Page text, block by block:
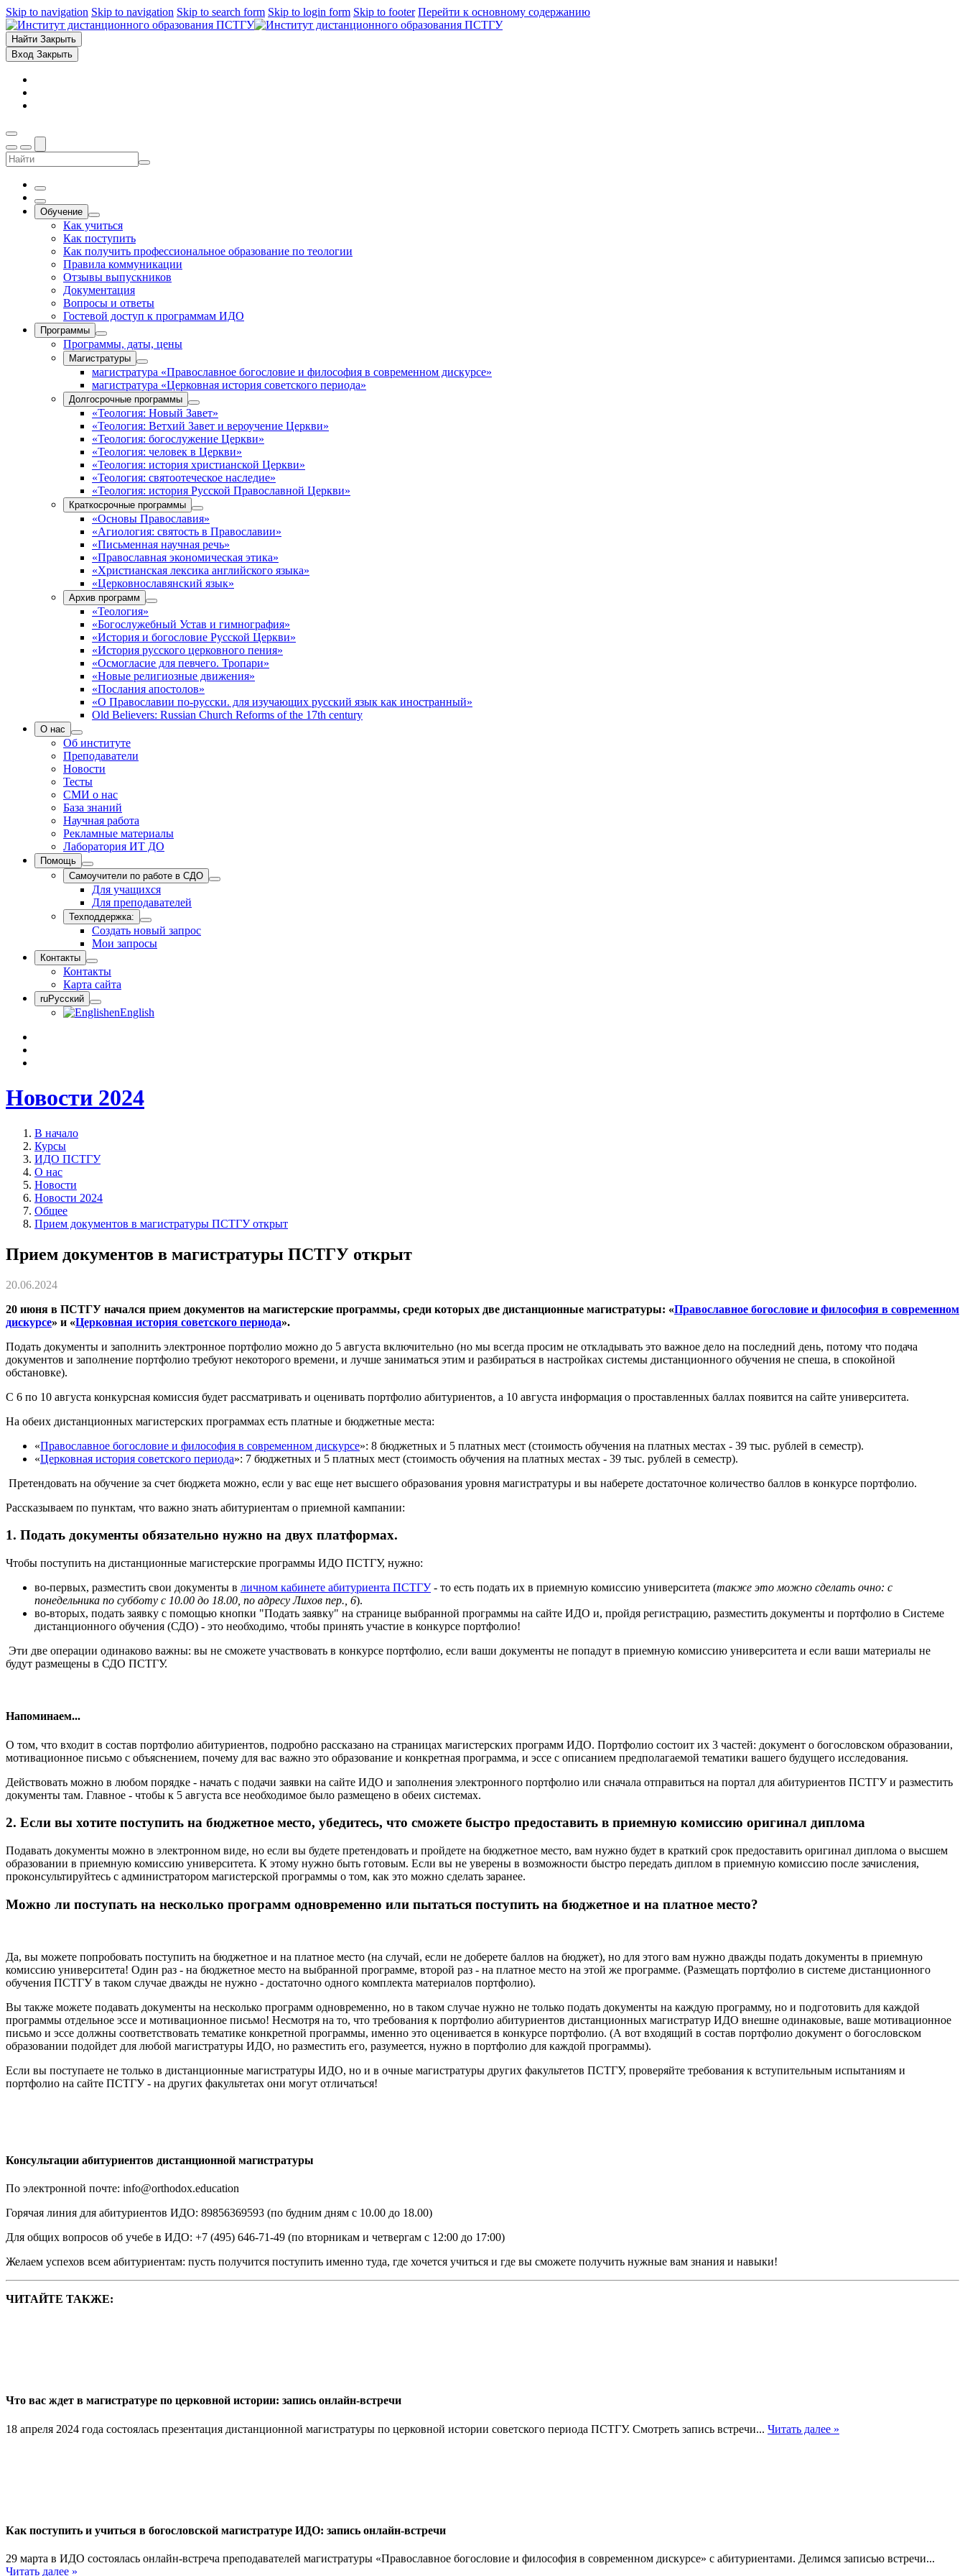
Skip to navigation Skip to navigation Skip to search form Skip to login form Skip to footer Перейти к основному содержанию
Найти Закрыть
Вход Закрыть
Обучение
Как учиться
Как поступить
Как получить профессиональное образование по теологии
Правила коммуникации
Отзывы выпускников
Документация
Вопросы и ответы
Гостевой доступ к программам ИДО
Программы
Программы, даты, цены
Магистратуры
магистратура «Православное богословие и философия в современном дискурсе»
магистратура «Церковная история советского периода»
Долгосрочные программы
«Теология: Новый Завет»
«Теология: Ветхий Завет и вероучение Церкви»
«Теология: богослужение Церкви»
«Теология: человек в Церкви»
«Теология: история христианской Церкви»
«Теология: святоотеческое наследие»
«Теология: история Русской Православной Церкви»
Краткосрочные программы
«Основы Православия»
«Агиология: святость в Православии»
«Письменная научная речь»
«Православная экономическая этика»
«Христианская лексика английского языка»
«Церковнославянский язык»
Архив программ
«Теология»
«Богослужебный Устав и гимнография»
«История и богословие Русской Церкви»
«История русского церковного пения»
«Осмогласие для певчего. Тропари»
«Новые религиозные движения»
«Послания апостолов»
«О Православии по-русски. для изучающих русский язык как иностранный»
Old Believers: Russian Church Reforms of the 17th century
О нас
Об институте
Преподаватели
Новости
Тесты
СМИ о нас
База знаний
Научная работа
Рекламные материалы
Лаборатория ИТ ДО
Помощь
Самоучители по работе в СДО
Для учащихся
Для преподавателей
Техподдержка:
Создать новый запрос
Мои запросы
Контакты
Контакты
Карта сайта
ruРусский
enEnglish
Новости 2024
В начало
Курсы
ИДО ПСТГУ
О нас
Новости
Новости 2024
Общее
Прием документов в магистратуры ПСТГУ открыт
Прием документов в магистратуры ПСТГУ открыт
20.06.2024
20 июня в ПСТГУ начался прием документов на магистерские программы, среди которых две дистанционные магистратуры: «Православное богословие и философия в современном
дискурсе» и «Церковная история советского периода».
Подать документы и заполнить электронное портфолио можно до 5 августа включительно (но мы всегда просим не откладывать это важное дело на последний день, потому что подача
документов и заполнение портфолио требуют некоторого времени, и лучше заниматься этим и разбираться в настройках системы дистанционного обучения не спеша, в спокойной
обстановке).
С 6 по 10 августа конкурсная комиссия будет рассматривать и оценивать портфолио абитуриентов, а 10 августа информация о проставленных баллах появится на сайте университета.
На обеих дистанционных магистерских программах есть платные и бюджетные места:
«Православное богословие и философия в современном дискурсе»: 8 бюджетных и 5 платных мест (стоимость обучения на платных местах - 39 тыс. рублей в семестр).
«Церковная история советского периода»: 7 бюджетных и 5 платных мест (стоимость обучения на платных местах - 39 тыс. рублей в семестр).
Претендовать на обучение за счет бюджета можно, если у вас еще нет высшего образования уровня магистратуры и вы наберете достаточное количество баллов в конкурсе портфолио.
Рассказываем по пунктам, что важно знать абитуриентам о приемной кампании:
1. Подать документы обязательно нужно на двух платформах.
Чтобы поступить на дистанционные магистерские программы ИДО ПСТГУ, нужно:
во-первых, разместить свои документы в личном кабинете абитуриента ПСТГУ- то есть подать их в приемную комиссию университета (также это можно сделать очно: с
понедельника по субботу с 10.00 до 18.00, по адресу Лихов пер., 6).
во-вторых, подать заявку с помощью кнопки "Подать заявку" на странице выбранной программы на сайте ИДО и, пройдя регистрацию, разместить документы и портфолио в Системе
дистанционного обучения (СДО) - это необходимо, чтобы принять участие в конкурсе портфолио!
Эти две операции одинаково важны: вы не сможете участвовать в конкурсе портфолио, если ваши документы не попадут в приемную комиссию университета и если ваши материалы не
будут размещены в СДО ПСТГУ.
Напоминаем...
О том, что входит в состав портфолио абитуриентов, подробно рассказано на страницах магистерских программ ИДО. Портфолио состоит их 3 частей: документ о богословском образовании,
мотивационное письмо с объяснением, почему для вас важно это образование и конкретная программа, и эссе с описанием предполагаемой тематики вашего будущего исследования.
Действовать можно в любом порядке - начать с подачи заявки на сайте ИДО и заполнения электронного портфолио или сначала отправиться на портал для абитуриентов ПСТГУ и разместить
документы там. Главное - чтобы к 5 августа все необходимое было размещено в обеих системах.
2. Если вы хотите поступить на бюджетное место, убедитесь, что сможете быстро предоставить в приемную комиссию оригинал диплома
Подавать документы можно в электронном виде, но если вы будете претендовать и пройдете на бюджетное место, вам нужно будет в краткий срок предоставить оригинал диплома о высшем
образовании в приемную комиссию университета. К этому нужно быть готовым. Если вы не уверены в возможности быстро передать диплом в приемную комиссию после зачисления,
проконсультируйтесь с администратором магистерской программы о том, как это можно сделать заранее.
Можно ли поступать на несколько программ одновременно или пытаться поступить на бюджетное и на платное место?
Да, вы можете попробовать поступить на бюджетное и на платное место (на случай, если не доберете баллов на бюджет), но для этого вам нужно дважды подать документы в приемную
комиссию университета! Один раз - на бюджетное место на выбранной программе, второй раз - на платное место на этой же программе. (Размещать портфолио в системе дистанционного
обучения ПСТГУ в таком случае дважды не нужно - достаточно одного комплекта материалов портфолио).
Вы также можете подавать документы на несколько программ одновременно, но в таком случае нужно не только подать документы на каждую программу, но и подготовить для каждой
программы отдельное эссе и мотивационное письмо! Несмотря на то, что требования к портфолио абитуриентов дистанционных магистратур ИДО внешне одинаковые, ваше мотивационное
письмо и эссе должны соответствовать тематике конкретной программы, именно это оценивается в конкурсе портфолио. (А вот входящий в состав портфолио документ о богословском
образовании подойдет для любой магистратуры ИДО, но разместить его, разумеется, нужно в портфолио для каждой программы).
Если вы поступаете не только в дистанционные магистратуры ИДО, но и в очные магистратуры других факультетов ПСТГУ, проверяйте требования к вступительным испытаниям и
портфолио на сайте ПСТГУ - на других факультетах они могут отличаться!
Консультации абитуриентов дистанционной магистратуры
По электронной почте: info@orthodox.education
Горячая линия для абитуриентов ИДО: 89856369593 (по будним дням с 10.00 до 18.00)
Для общих вопросов об учебе в ИДО: +7 (495) 646-71-49 (по вторникам и четвергам с 12:00 до 17:00)
Желаем успехов всем абитуриентам: пусть получится поступить именно туда, где хочется учиться и где вы сможете получить нужные вам знания и навыки!
ЧИТАЙТЕ ТАКЖЕ:
Что вас ждет в магистратуре по церковной истории: запись онлайн-встречи
18 апреля 2024 года состоялась презентация дистанционной магистратуры по церковной истории советского периода ПСТГУ. Смотреть запись встречи... Читать далее »
Как поступить и учиться в богословской магистратуре ИДО: запись онлайн-встречи
29 марта в ИДО состоялась онлайн-встреча преподавателей магистратуры «Православное богословие и философия в современном дискурсе» с абитуриентами. Делимся записью встречи...
Читать далее »